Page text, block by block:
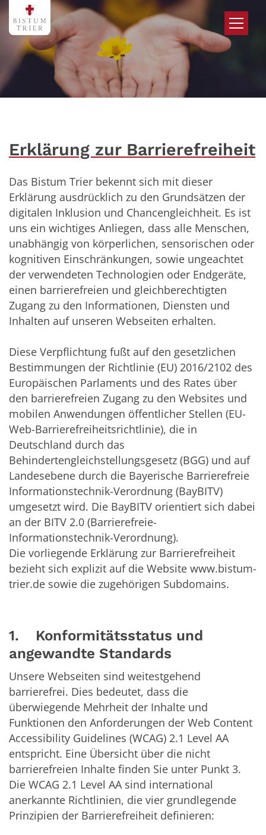
Zum Inhalt springen
Erklärung zur Barrierefreiheit
Das Bistum Trier bekennt sich mit dieser
Erklärung ausdrücklich zu den Grundsätzen der
digitalen Inklusion und Chancengleichheit. Es ist
uns ein wichtiges Anliegen, dass alle Menschen,
unabhängig von körperlichen, sensorischen oder
kognitiven Einschränkungen, sowie ungeachtet
der verwendeten Technologien oder Endgeräte,
einen barrierefreien und gleichberechtigten
Zugang zu den Informationen, Diensten und
Inhalten auf unseren Webseiten erhalten.
Diese Verpflichtung fußt auf den gesetzlichen
Bestimmungen der Richtlinie (EU) 2016/2102 des
Europäischen Parlaments und des Rates über
den barrierefreien Zugang zu den Websites und
mobilen Anwendungen öffentlicher Stellen (EU-
Web-Barrierefreiheitsrichtlinie), die in
Deutschland durch das
Behindertengleichstellungsgesetz (BGG) und auf
Landesebene durch die Bayerische Barrierefreie
Informationstechnik-Verordnung (BayBITV)
umgesetzt wird. Die BayBITV orientiert sich dabei
an der BITV 2.0 (Barrierefreie-
Informationstechnik-Verordnung).
Die vorliegende Erklärung zur Barrierefreiheit
bezieht sich explizit auf die Website www.bistum-
trier.de sowie die zugehörigen Subdomains.
1. Konformitätsstatus und
angewandte Standards
Unsere Webseiten sind weitestgehend
barrierefrei. Dies bedeutet, dass die
überwiegende Mehrheit der Inhalte und
Funktionen den Anforderungen der Web Content
Accessibility Guidelines (WCAG) 2.1 Level AA
entspricht. Eine Übersicht über die nicht
barrierefreien Inhalte finden Sie unter Punkt 3.
Die WCAG 2.1 Level AA sind international
anerkannte Richtlinien, die vier grundlegende
Prinzipien der Barrierefreiheit definieren: